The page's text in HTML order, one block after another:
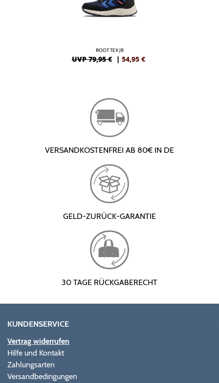
ROOT TEX JR
UVP 79,95 € | 54,95 €
VERSANDKOSTENFREI AB 80€ IN DE
GELD-ZURÜCK-GARANTIE
30 TAGE RÜCKGABERECHT
KUNDENSERVICE
Vertrag widerrufen
Hilfe und Kontakt
Zahlungsarten
Versandbedingungen